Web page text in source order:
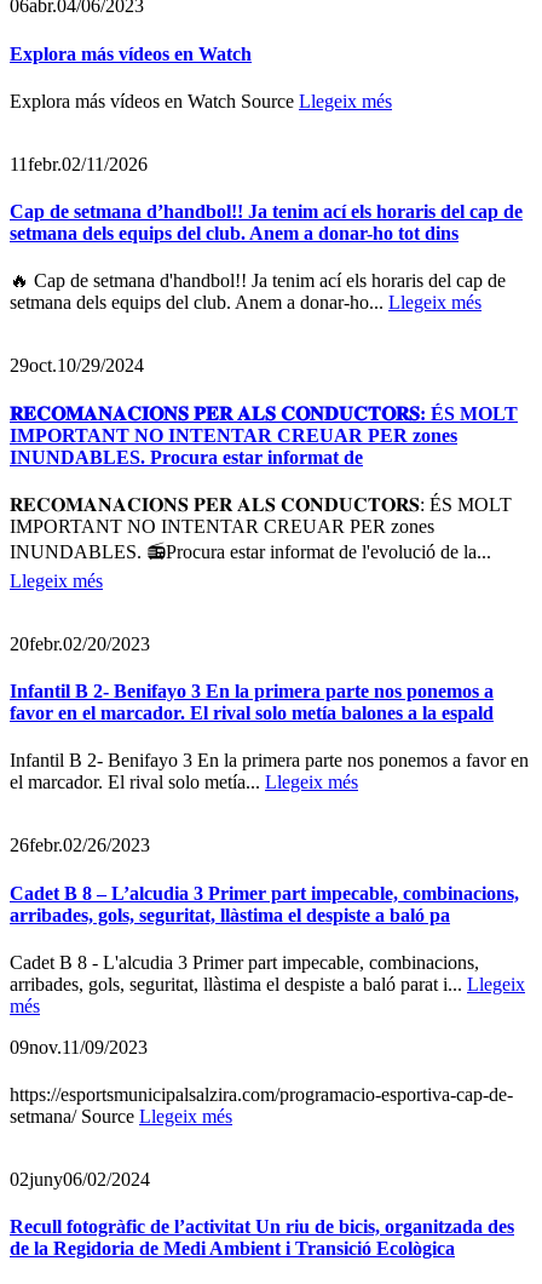
06abr.04/06/2023
Explora más vídeos en Watch
Explora más vídeos en Watch Source Llegeix més
11febr.02/11/2026
Cap de setmana d’handbol!! Ja tenim ací els horaris del cap de
setmana dels equips del club. Anem a donar-ho tot dins
🔥 Cap de setmana d'handbol!! Ja tenim ací els horaris del cap de
setmana dels equips del club. Anem a donar-ho... Llegeix més
29oct.10/29/2024
𝐑𝐄𝐂𝐎𝐌𝐀𝐍𝐀𝐂𝐈𝐎𝐍𝐒 𝐏𝐄𝐑 𝐀𝐋𝐒 𝐂𝐎𝐍𝐃𝐔𝐂𝐓𝐎𝐑𝐒: ÉS MOLT
IMPORTANT NO INTENTAR CREUAR PER zones
INUNDABLES. Procura estar informat de
𝐑𝐄𝐂𝐎𝐌𝐀𝐍𝐀𝐂𝐈𝐎𝐍𝐒 𝐏𝐄𝐑 𝐀𝐋𝐒 𝐂𝐎𝐍𝐃𝐔𝐂𝐓𝐎𝐑𝐒: ÉS MOLT
IMPORTANT NO INTENTAR CREUAR PER zones
INUNDABLES. 📻Procura estar informat de l'evolució de la...
Llegeix més
20febr.02/20/2023
Infantil B 2- Benifayo 3 En la primera parte nos ponemos a
favor en el marcador. El rival solo metía balones a la espald
Infantil B 2- Benifayo 3 En la primera parte nos ponemos a favor en
el marcador. El rival solo metía... Llegeix més
26febr.02/26/2023
Cadet B 8 – L’alcudia 3 Primer part impecable, combinacions,
arribades, gols, seguritat, llàstima el despiste a baló pa
Cadet B 8 - L'alcudia 3 Primer part impecable, combinacions,
arribades, gols, seguritat, llàstima el despiste a baló parat i... Llegeix
més
09nov.11/09/2023
https://esportsmunicipalsalzira.com/programacio-esportiva-cap-de-
setmana/ Source Llegeix més
02juny06/02/2024
Recull fotogràfic de l’activitat Un riu de bicis, organitzada des
de la Regidoria de Medi Ambient i Transició Ecològica